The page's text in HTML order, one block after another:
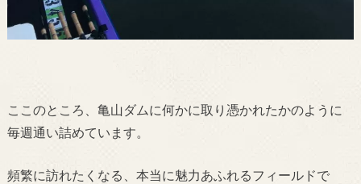
ここのところ、亀山ダムに何かに取り憑かれたかのように
毎週通い詰めています。
頻繁に訪れたくなる、本当に魅力あふれるフィールドで